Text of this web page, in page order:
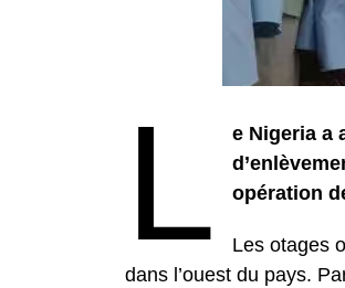
L
e Nigeria a
opération
Les otages
dans l’ouest du pays.